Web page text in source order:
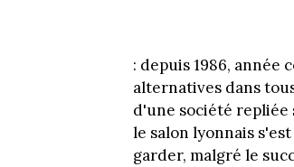
: depuis 1986,
alternatives dans
d'une société repliée
le salon lyonnais
garder, malgré le